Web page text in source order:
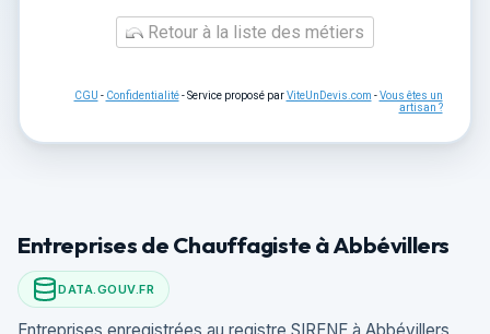
Retour à la liste des métiers
CGU - Confidentialité- Service proposé parViteUnDevis.com -Vous êtes un
artisan ?
Entreprises de Chauffagiste à Abbévillers
DATA.GOUV.FR